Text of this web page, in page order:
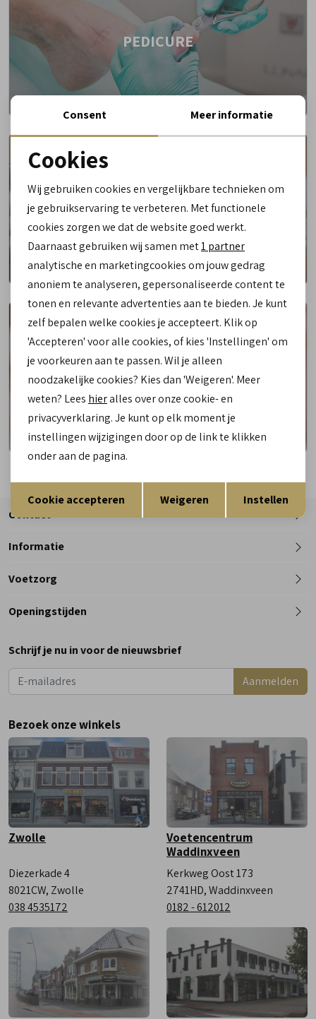
PEDICURE
ORTHOPEDIE
VOETREFLEXOLOGIE
Contact
Telefoon
Informatie
Voetzorg
Openingstijden
Dinsdag
Woensdag
9:00 - 18:00
Vrijdag
Zaterdag
9:00 - 17:00
Schrijf je nu in voor de nieuwsbrief
Aanmelden
Bezoek onze winkels
Zwolle
Diezerkade 4
8021CW, Zwolle
038 4535172
Voetencentrum
Waddinxveen
Kerkweg Oost 173
2741HD, Waddinxveen
0182 - 612012
Noodzakelijke cookies
Analytische cookies
Marketing cookies
Terug Opslaan
Consent Meer informatie
Cookies
Wij gebruiken cookies en vergelijkbare technieken om
je gebruikservaring te verbeteren. Met functionele
cookies zorgen we dat de website goed werkt.
Daarnaast gebruiken wij samen met1 partner
analytische en marketingcookies om jouw gedrag
anoniem te analyseren, gepersonaliseerde content te
tonen en relevante advertenties aan te bieden. Je kunt
zelf bepalen welke cookies je accepteert. Klik op
'Accepteren' voor alle cookies, of kies 'Instellingen' om
je voorkeuren aan te passen. Wil je alleen
noodzakelijke cookies? Kies dan 'Weigeren'. Meer
weten? Lees hieralles over onze cookie- en
privacyverklaring. Je kunt op elk moment je
instellingen wijzigingen door op de link te klikken
onder aan de pagina.
Cookie accepteren Weigeren Instellen